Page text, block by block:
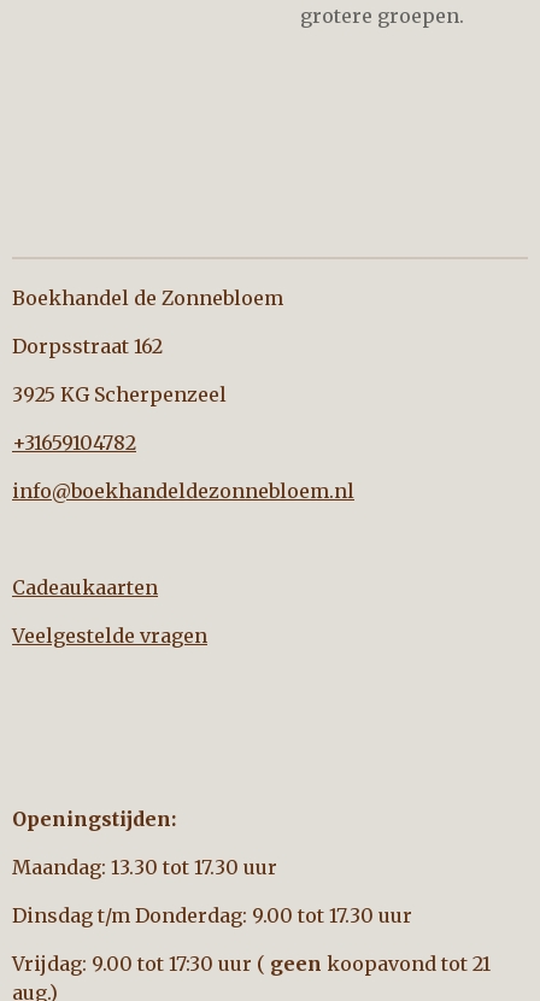
grotere groepen.
Boekhandel de Zonnebloem
Dorpsstraat 162
3925 KG Scherpenzeel
+31659104782
info@boekhandeldezonnebloem.nl
Cadeaukaarten
Veelgestelde vragen
Openingstijden:
Maandag: 13.30 tot 17.30 uur
Dinsdag t/m Donderdag: 9.00 tot 17.30 uur
Vrijdag: 9.00 tot 17:30 uur ( geen koopavond tot 21
aug.)